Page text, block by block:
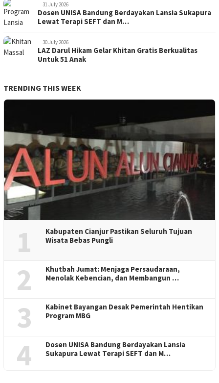
31 July 2026
Dosen UNISA Bandung Berdayakan Lansia Sukapura
Lewat Terapi SEFT dan M…
30 July 2026
LAZ Darul Hikam Gelar Khitan Gratis Berkualitas
Untuk 51 Anak
TRENDING THIS WEEK
1
Kabupaten Cianjur Pastikan Seluruh Tujuan
Wisata Bebas Pungli
2
Khutbah Jumat: Menjaga Persaudaraan,
Menolak Kebencian, dan Membangun …
3
Kabinet Bayangan Desak Pemerintah Hentikan
Program MBG
4
Dosen UNISA Bandung Berdayakan Lansia
Sukapura Lewat Terapi SEFT dan M…